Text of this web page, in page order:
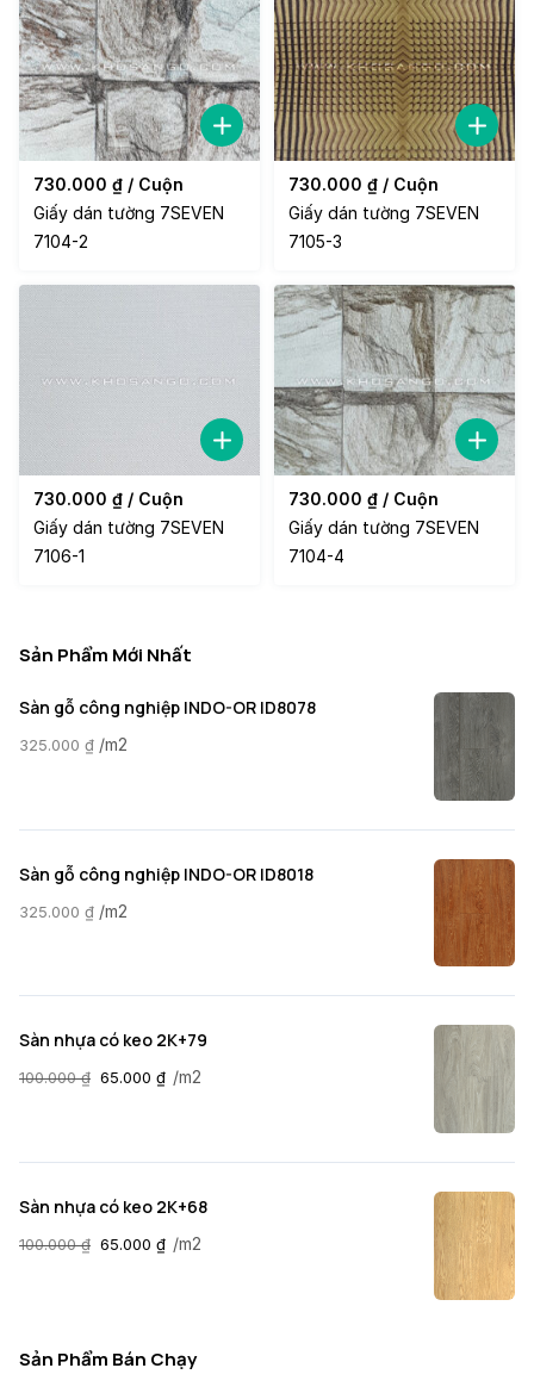
730.000 ₫ / Cuộn
Giấy dán tường 7SEVEN
7104-2
730.000 ₫ / Cuộn
Giấy dán tường 7SEVEN
7105-3
730.000 ₫ / Cuộn
Giấy dán tường 7SEVEN
7106-1
730.000 ₫ / Cuộn
Giấy dán tường 7SEVEN
7104-4
Sản Phẩm Mới Nhất
Sàn gỗ công nghiệp INDO-OR ID8078
325.000 ₫ /m2
Sàn gỗ công nghiệp INDO-OR ID8018
325.000 ₫ /m2
Sàn nhựa có keo 2K+79
100.000₫ 65.000 ₫ /m2
Sàn nhựa có keo 2K+68
100.000₫ 65.000 ₫ /m2
Sản Phẩm Bán Chạy